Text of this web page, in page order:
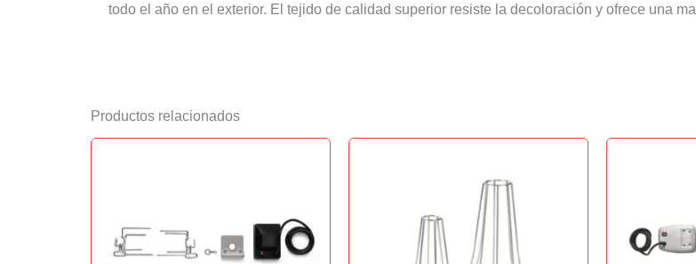
todo el año en el exterior. El tejido de calidad superior resiste la decoloración y ofrece una
Productos relacionados